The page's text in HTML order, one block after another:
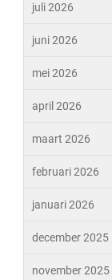
juli 2026
juni 2026
mei 2026
april 2026
maart 2026
februari 2026
januari 2026
december 2025
november 2025